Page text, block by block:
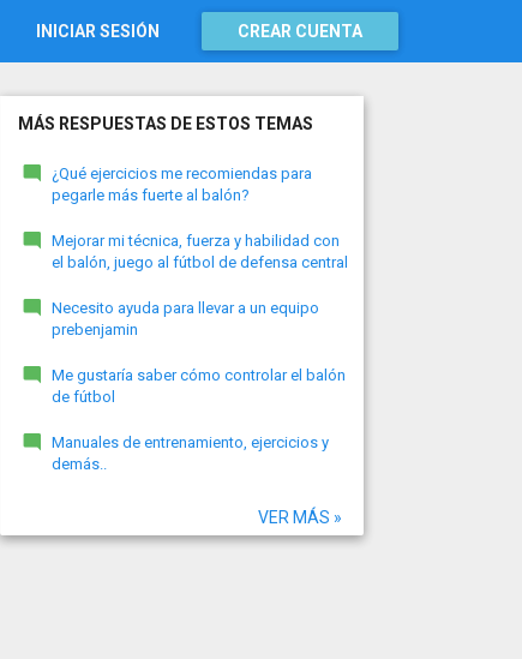
INICIAR SESIÓN CREAR CUENTA
MÁS RESPUESTAS DE ESTOS TEMAS
¿Qué ejercicios me recomiendas para
pegarle más fuerte al balón?
Mejorar mi técnica, fuerza y habilidad con
el balón, juego al fútbol de defensa central
Necesito ayuda para llevar a un equipo
prebenjamin
Me gustaría saber cómo controlar el balón
de fútbol
Manuales de entrenamiento, ejercicios y
demás..
VER MÁS »